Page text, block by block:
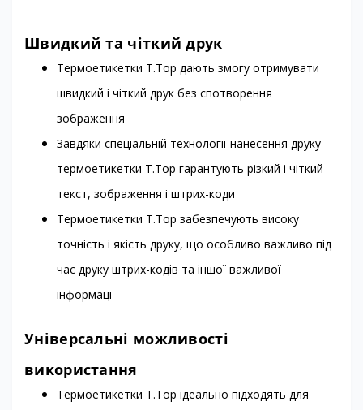
Швидкий та чіткий друк
Термоетикетки T.Top дають змогу отримувати
швидкий і чіткий друк без спотворення
зображення
Завдяки спеціальній технології нанесення друку
термоетикетки T.Top гарантують різкий і чіткий
текст, зображення і штрих-коди
Термоетикетки T.Top забезпечують високу
точність і якість друку, що особливо важливо під
час друку штрих-кодів та іншої важливої
інформації
Універсальні можливості
використання
Термоетикетки T.Top ідеально підходять для